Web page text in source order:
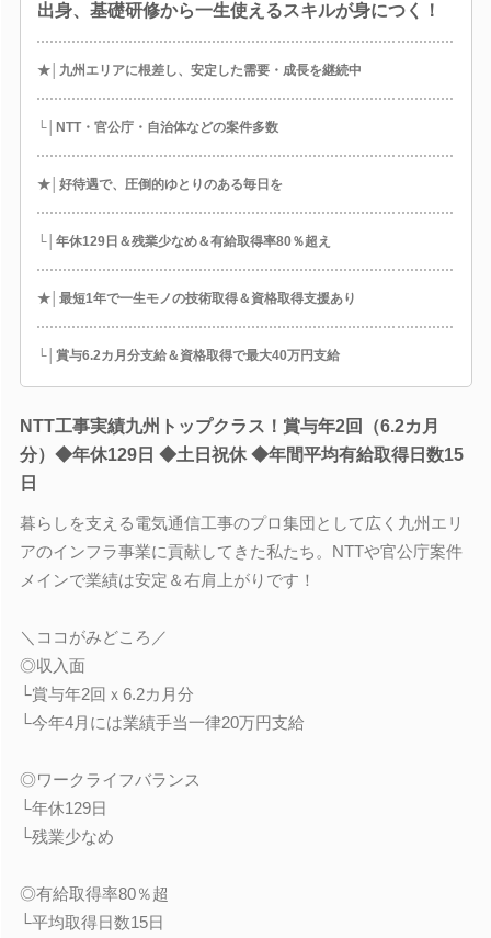
出身、基礎研修から一生使えるスキルが身につく！
★│九州エリアに根差し、安定した需要・成長を継続中
└│NTT・官公庁・自治体などの案件多数
★│好待遇で、圧倒的ゆとりのある毎日を
└│年休129日＆残業少なめ＆有給取得率80％超え
★│最短1年で一生モノの技術取得＆資格取得支援あり
└│賞与6.2カ月分支給＆資格取得で最大40万円支給
NTT工事実績九州トップクラス！賞与年2回（6.2カ月
分）◆年休129日 ◆土日祝休 ◆年間平均有給取得日数15
日
暮らしを支える電気通信工事のプロ集団として広く九州エリ
アのインフラ事業に貢献してきた私たち。NTTや官公庁案件
メインで業績は安定＆右肩上がりです！
＼ココがみどころ／
◎収入面
└賞与年2回ｘ6.2カ月分
└今年4月には業績手当一律20万円支給
◎ワークライフバランス
└年休129日
└残業少なめ
◎有給取得率80％超
└平均取得日数15日